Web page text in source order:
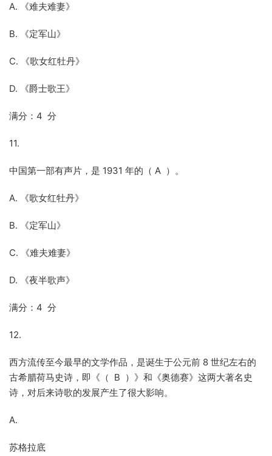
A. 《难夫难妻》
B. 《定军山》
C. 《歌女红牡丹》
D. 《爵士歌王》
满分：4 分
11.
中国第一部有声片，是 1931 年的（ A ）。
A. 《歌女红牡丹》
B. 《定军山》
C. 《难夫难妻》
D. 《夜半歌声》
满分：4 分
12.
西方流传至今最早的文学作品，是诞生于公元前 8 世纪左右的
古希腊荷马史诗，即《（ B ）》和《奥德赛》这两大著名史
诗，对后来诗歌的发展产生了很大影响。
A.
苏格拉底